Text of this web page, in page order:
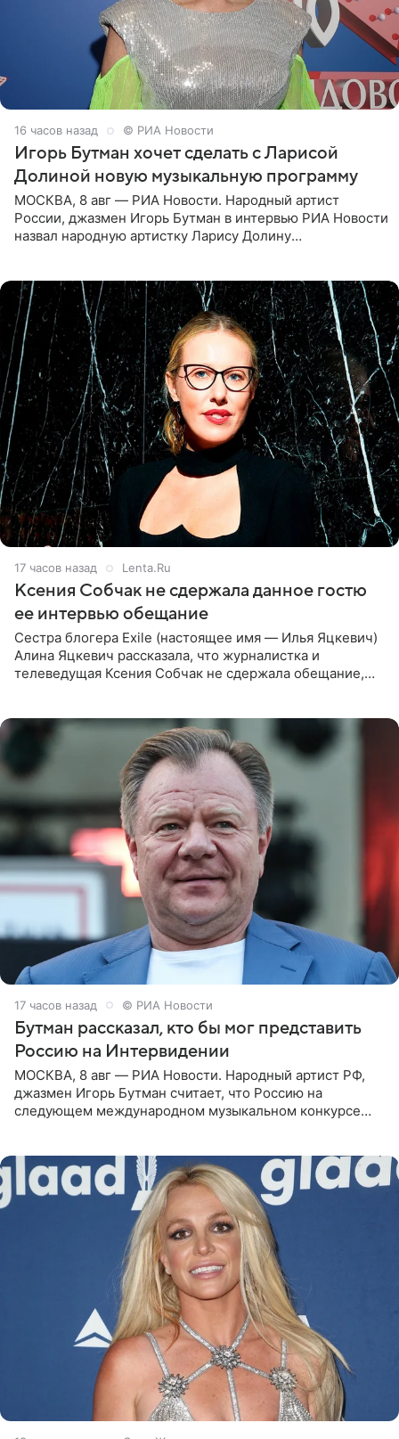
16 часов назад © РИА Новости
Игорь Бутман хочет сделать с Ларисой
Долиной новую музыкальную программу
МОСКВА, 8 авг — РИА Новости. Народный артист
России, джазмен Игорь Бутман в интервью РИА Новости
назвал народную артистку Ларису Долину
17 часов назад Lenta.Ru
Ксения Собчак не сдержала данное гостю
ее интервью обещание
Сестра блогера Exile (настоящее имя — Илья Яцкевич)
Алина Яцкевич рассказала, что журналистка и
телеведущая Ксения Собчак не сдержала обещание,
17 часов назад © РИА Новости
Бутман рассказал, кто бы мог представить
Россию на Интервидении
МОСКВА, 8 авг — РИА Новости. Народный артист РФ,
джазмен Игорь Бутман считает, что Россию на
следующем международном музыкальном конкурсе